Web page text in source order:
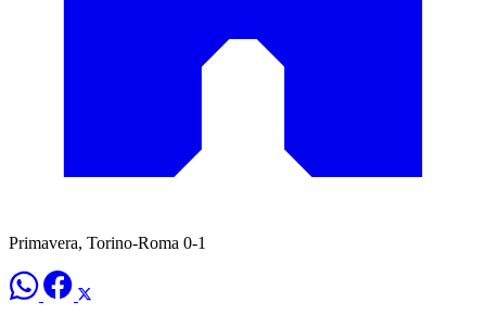
Primavera, Torino-Roma 0-1